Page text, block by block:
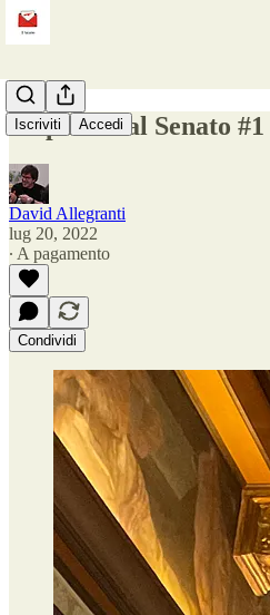
Iscriviti Accedi
Dispacci dal Senato #1
David Allegranti
lug 20, 2022
∙ A pagamento
Condividi